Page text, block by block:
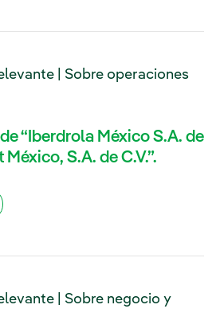
| Sobre operaciones
“Iberdrola México S.A. de
México, S.A. de C.V.”.
| Sobre negocio y